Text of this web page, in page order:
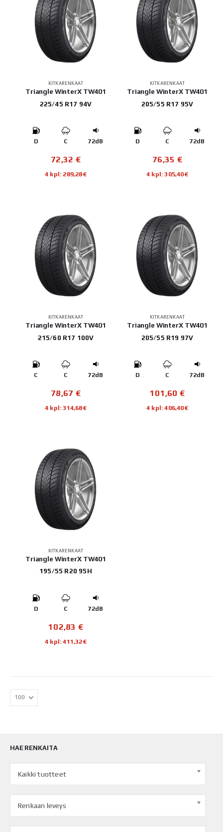
KITKARENKAAT
Triangle WinterX TW401
225/45 R17 94V
D C 72dB
72,32 €
4 kpl: 289,28€
KITKARENKAAT
Triangle WinterX TW401
205/55 R17 95V
D C 72dB
76,35 €
4 kpl: 305,40€
KITKARENKAAT
Triangle WinterX TW401
215/60 R17 100V
C C 72dB
78,67 €
4 kpl: 314,68€
KITKARENKAAT
Triangle WinterX TW401
205/55 R19 97V
D C 72dB
101,60 €
4 kpl: 406,40€
KITKARENKAAT
Triangle WinterX TW401
195/55 R20 95H
D C 72dB
102,83 €
4 kpl: 411,32€
HAE RENKAITA
Kaikki tuotteet
Renkaan leveys